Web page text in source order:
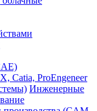
Catia, ProEngeneer
Инженерные